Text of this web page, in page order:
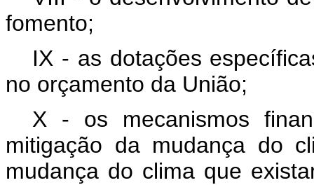
fomento;
IX - as dotações
no orçamento da União;
X - os mecanismos
mitigação da mudança do
mudança do clima que